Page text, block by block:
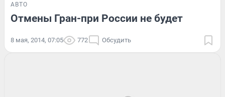
АВТО
Отмены Гран-при России не будет
8 мая, 2014, 07:05 772 Обсудить